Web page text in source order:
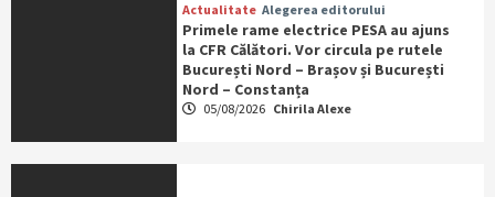
Actualitate Alegerea editorului
Primele rame electrice PESA au ajuns
la CFR Călători. Vor circula pe rutele
București Nord – Brașov și București
Nord – Constanța
05/08/2026 Chirila Alexe